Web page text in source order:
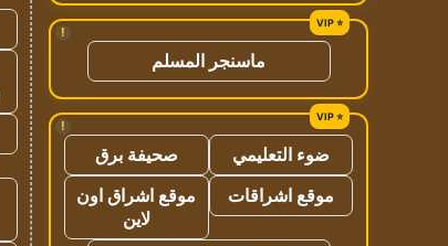
!
ماسنجر المسلم
!
ضوء التعليمي
صحيفة برق
موقع اشراقات
موقع اشراق اون
لاين